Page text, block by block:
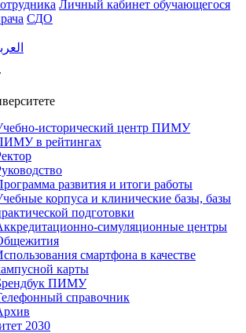
Личный кабинет обучающегося
СДО
исторический центр ПИМУ
в рейтингах
развития и итоги работы
корпуса и клинические базы, базы
подготовки
симуляционные центры
смартфона в качестве
карты
ПИМУ
справочник
2030